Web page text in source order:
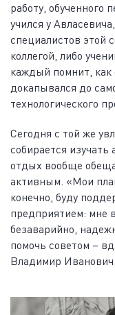
работу, обученного
учился у
специалистов
коллегой, либо
каждый помнит, как
докапывался до
технологического
Сегодня с той же
собирается
отдых вообще
активным. «Мои
конечно, буду
предприятием: мне
безаварийно,
помочь советом –
Владимир Иванович.